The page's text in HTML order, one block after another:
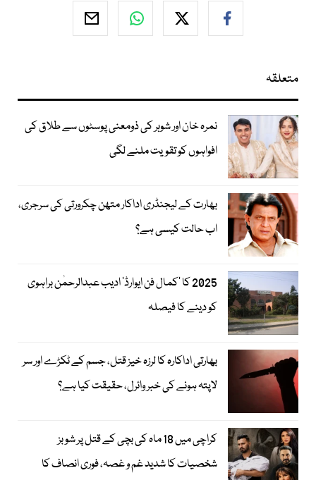
متعلقہ
نمرہ خان اور شوہر کی ذومعنی پوسٹوں سے طلاق کی
افواہوں کو تقویت ملنے لگی
بھارت کے لیجنڈری اداکار متھن چکرورتی کی سرجری،
اب حالت کیسی ہے؟
2025 کا ’کمال فن ایوارڈ‘ ادیب عبدالرحمٰن براہوی
کو دینے کا فیصلہ
بھارتی اداکارہ کا لرزہ خیز قتل، جسم کے ٹکڑے اور سر
لاپتہ ہونے کی خبر وائرل، حقیقت کیا ہے؟
کراچی میں 18 ماہ کی بچی کے قتل پر شوبز
شخصیات کا شدید غم و غصہ، فوری انصاف کا